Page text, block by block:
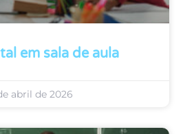
em sala de aula
abril de 2026